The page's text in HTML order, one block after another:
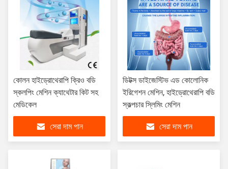
কোলন হাইড্রোথেরাপি ক্রিও বডি
স্কলপিং মেশিন ক্যাথেটার কিট সহ
মেডিকেল
সেরা দাম পান
ডিটক্স ডাইজেস্টিভ এড কোলোনিক
ইরিগেশন মেশিন, হাইড্রোথেরাপি বডি
স্কল্পচার স্লিমিং মেশিন
সেরা দাম পান